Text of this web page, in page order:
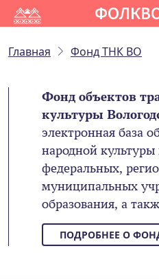
Главная Фонд ТНК ВО
Фонд объектов
культуры
электронная база
народной
федеральных,
муниципальных
образования, а
ПОДРОБНЕЕ О